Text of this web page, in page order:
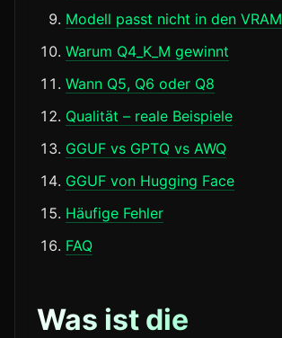
Modell passt nicht in den VRAM
Warum Q4_K_M gewinnt
Wann Q5, Q6 oder Q8
Qualität – reale Beispiele
GGUF vs GPTQ vs AWQ
GGUF von Hugging Face
Häufige Fehler
FAQ
Was ist die